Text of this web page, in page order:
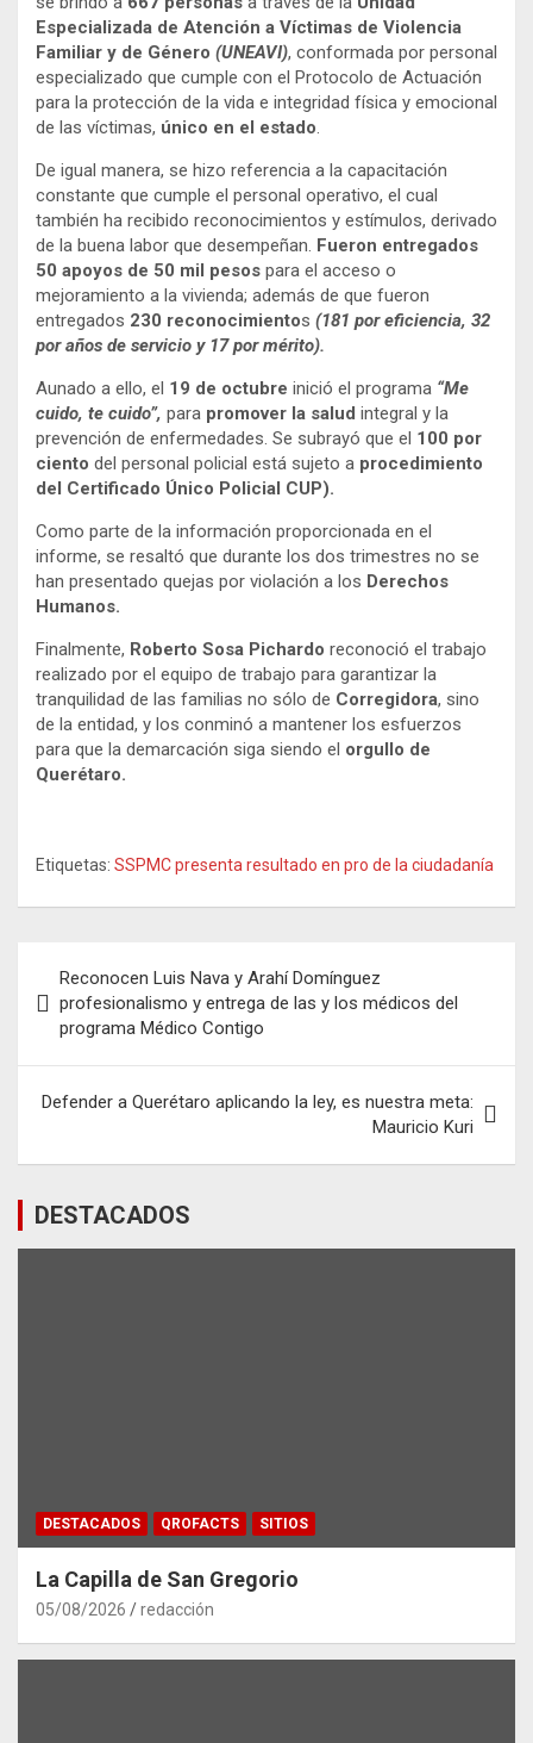
Especializada de Atención a Víctimas de Violencia
Familiar y de Género (UNEAVI), conformada por personal
especializado que cumple con el Protocolo de Actuación
para la protección de la vida e integridad física y emocional
de las víctimas, único en el estado.
De igual manera, se hizo referencia a la capacitación
constante que cumple el personal operativo, el cual
también ha recibido reconocimientos y estímulos, derivado
de la buena labor que desempeñan. Fueron entregados
50 apoyos de 50 mil pesos para el acceso o
mejoramiento a la vivienda; además de que fueron
entregados 230 reconocimientos (181 por eficiencia, 32
por años de servicio y 17 por mérito).
Aunado a ello, el 19 de octubre inició el programa “Me
cuido, te cuido”, para promover la salud integral y la
prevención de enfermedades. Se subrayó que el 100 por
ciento del personal policial está sujeto a procedimiento
del Certificado Único Policial CUP).
Como parte de la información proporcionada en el
informe, se resaltó que durante los dos trimestres no se
han presentado quejas por violación a los Derechos
Humanos.
Finalmente, Roberto Sosa Pichardo reconoció el trabajo
realizado por el equipo de trabajo para garantizar la
tranquilidad de las familias no sólo de Corregidora, sino
de la entidad, y los conminó a mantener los esfuerzos
para que la demarcación siga siendo el orgullo de
Querétaro.
Etiquetas: SSPMC presenta resultado en pro de la ciudadanía
de
entradas
Reconocen Luis Nava y Arahí Domínguez
profesionalismo y entrega de las y los médicos del
programa Médico Contigo
Defender a Querétaro aplicando la ley, es nuestra meta:
Mauricio Kuri
DESTACADOS
DESTACADOS QROFACTS SITIOS
La Capilla de San Gregorio
05/08/2026 redacción